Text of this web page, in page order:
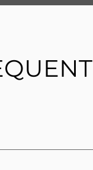
ele contratar,